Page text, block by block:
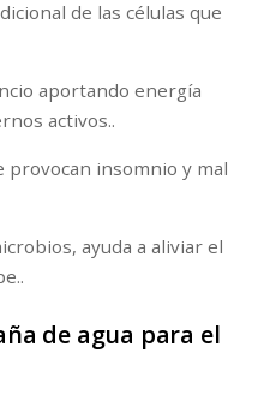
de las células que
aportando energía
activos..
provocan insomnio y mal
ayuda a aliviar el
de agua para el